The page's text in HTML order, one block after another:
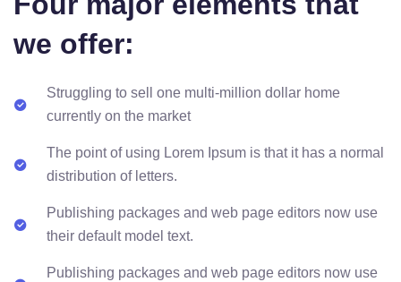
we offer:
Struggling to sell one multi-million dollar home
currently on the market
The point of using Lorem Ipsum is that it has a normal
distribution of letters.
Publishing packages and web page editors now use
their default model text.
Publishing packages and web page editors now use